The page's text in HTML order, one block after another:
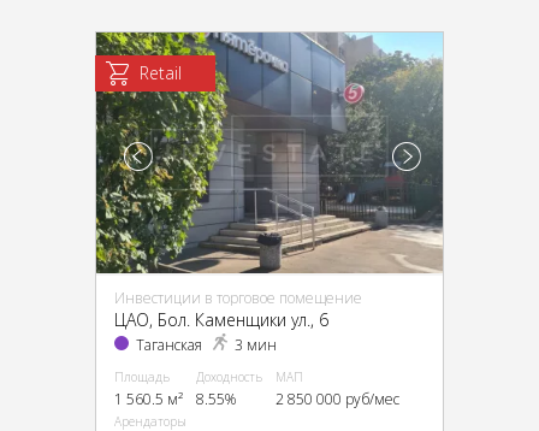
Retail
Инвестиции в торговое помещение
ЦАО, Бол. Каменщики ул., 6
Таганская 3 мин
Площадь
1 560.5 м²
Доходность
8.55%
МАП
2 850 000 руб/мес
Арендаторы